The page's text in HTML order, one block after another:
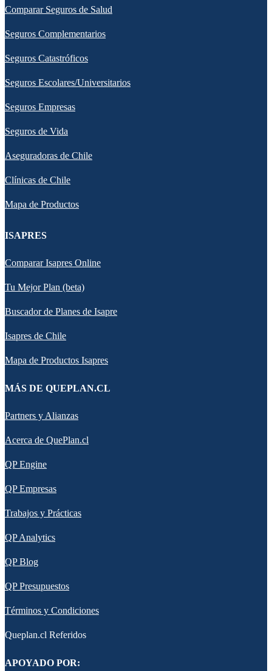
Comparar Seguros de Salud
Seguros Complementarios
Seguros Catastróficos
Seguros Escolares/Universitarios
Seguros Empresas
Seguros de Vida
Aseguradoras de Chile
Clínicas de Chile
Mapa de Productos
ISAPRES
Comparar Isapres Online
Tu Mejor Plan (beta)
Buscador de Planes de Isapre
Isapres de Chile
Mapa de Productos Isapres
MÁS DE QUEPLAN.CL
Partners y Alianzas
Acerca de QuePlan.cl
QP Engine
QP Empresas
Trabajos y Prácticas
QP Analytics
QP Blog
QP Presupuestos
Términos y Condiciones
Queplan.cl Referidos
APOYADO POR: